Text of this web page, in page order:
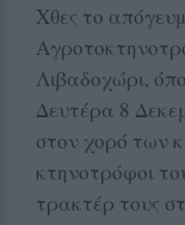
Χθες το
Λιβαδοχώρι,
Δευτέρα 8
στον χορό των
κτηνοτρόφοι
τρακτέρ τους